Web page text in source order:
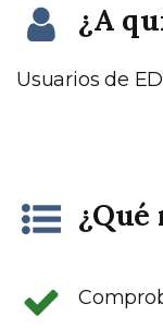
¿A
Usuarios de
¿Qué